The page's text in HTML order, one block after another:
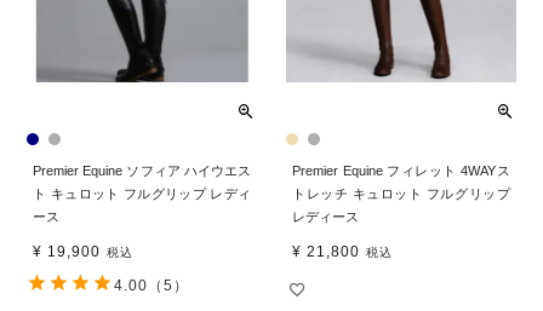
Premier Equine ソフィア ハイウエス
ト キュロット フルグリップ レディ
ース
¥ 19,900 税込
4.00 （5）
Premier Equine フィレット 4WAYス
トレッチ キュロット フルグリップ
レディース
¥ 21,800 税込